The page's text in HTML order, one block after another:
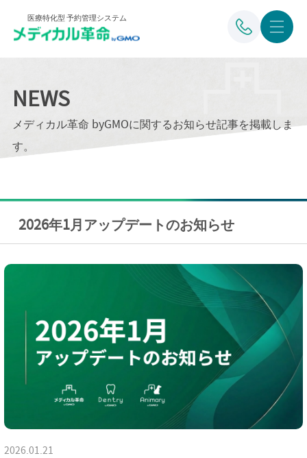
医療特化型 予約管理システム
NEWS
メディカル革命 byGMOに関するお知らせ記事を掲載しま
す。
2026年1月アップデートのお知らせ
2026.01.21